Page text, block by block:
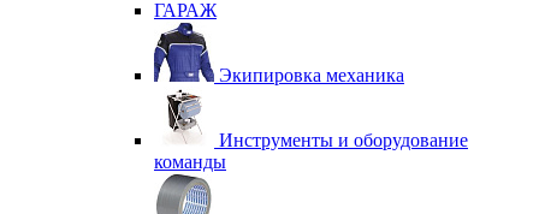
ГАРАЖ
Экипировка механика
Инструменты и оборудование
команды